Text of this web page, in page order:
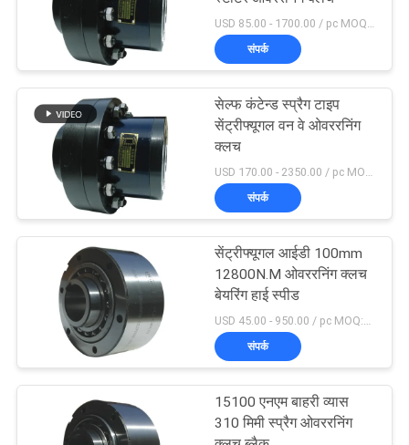
अनुरोध
साइटमैप
PRIVACY
POLICY
USD 85.00 - 1700.00 / pc MOQ:1 पीसी
संपर्क
सेल्फ कंटेन्ड स्प्रैग टाइप
सेंट्रीफ्यूगल वन वे ओवररनिंग
क्लच
संपर्क
सेंट्रीफ्यूगल आईडी 100mm
12800N.M ओवररनिंग क्लच
बेयरिंग हाई स्पीड
संपर्क
15100 एनएम बाहरी व्यास
310 मिमी स्प्रैग ओवररनिंग